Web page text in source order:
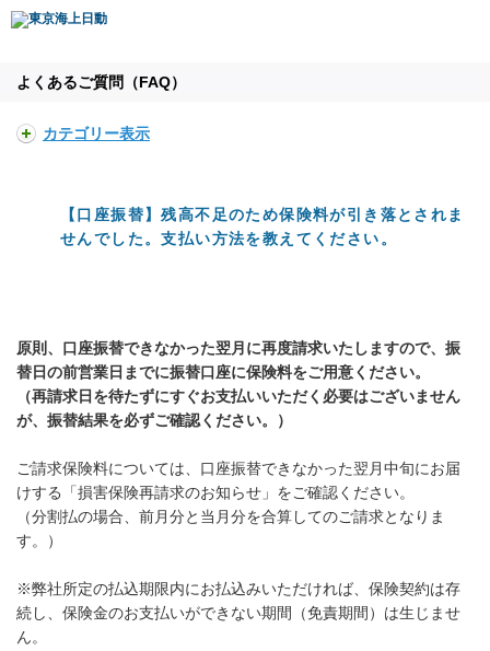
よくあるご質問（FAQ）
カテゴリー表示
【口座振替】残高不足のため保険料が引き落とされま
せんでした。支払い方法を教えてください。
原則、口座振替できなかった翌月に再度請求いたしますので、振
替日の前営業日までに振替口座に保険料をご用意ください。
（再請求日を待たずにすぐお支払いいただく必要はございません
が、振替結果を必ずご確認ください。）
ご請求保険料については、口座振替できなかった翌月中旬にお届
けする「損害保険再請求のお知らせ」をご確認ください。
（分割払の場合、前月分と当月分を合算してのご請求となりま
す。）
※弊社所定の払込期限内にお払込みいただければ、保険契約は存
続し、保険金のお支払いができない期間（免責期間）は生じませ
ん。